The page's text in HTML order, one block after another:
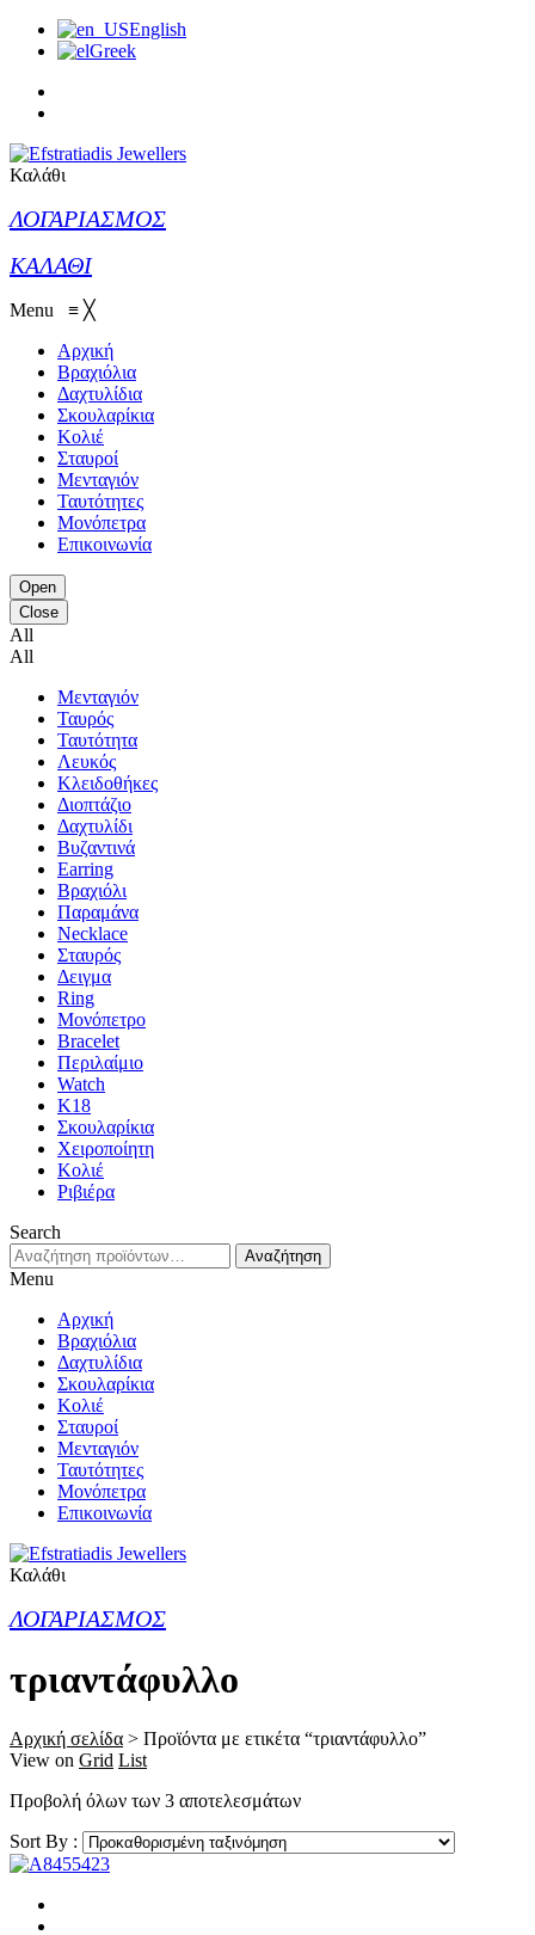
English
Greek
Καλάθι
ΛΟΓΑΡΙΑΣΜΟΣ
ΚΑΛΑΘΙ
Menu ≡ ╳
Αρχική
Βραχιόλια
Δαχτυλίδια
Σκουλαρίκια
Κολιέ
Σταυροί
Μενταγιόν
Ταυτότητες
Μονόπετρα
Επικοινωνία
Open
Close
All
All
Μενταγιόν
Ταυρός
Ταυτότητα
Λευκός
Κλειδοθήκες
Διοπτάζιο
Δαχτυλίδι
Βυζαντινά
Earring
Βραχιόλι
Παραμάνα
Necklace
Σταυρός
Δειγμα
Ring
Μονόπετρο
Bracelet
Περιλαίμιο
Watch
K18
Σκουλαρίκια
Χειροποίητη
Κολιέ
Ριβιέρα
Search
Αναζήτηση
για:
Αναζήτηση
Menu
Αρχική
Βραχιόλια
Δαχτυλίδια
Σκουλαρίκια
Κολιέ
Σταυροί
Μενταγιόν
Ταυτότητες
Μονόπετρα
Επικοινωνία
Καλάθι
ΛΟΓΑΡΙΑΣΜΟΣ
τριαντάφυλλο
Αρχική σελίδα > Προϊόντα με ετικέτα “τριαντάφυλλο”
View on Grid List
Προβολή όλων των 3 αποτελεσμάτων
Sort By :